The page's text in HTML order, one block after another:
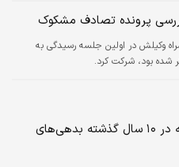
پرونده تصادف مشکوک
وکیلش در اولین جلسه رسیدگی به
شده بود، شرکت کرد.
افتخاری: کسانی خواب بودند که در ۱۰ سال گذشته بدهی‌های